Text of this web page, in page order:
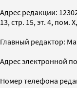
Адрес редакции:
13, стр. 15, эт. 4, пом.
Главный редактор:
Адрес электронной
Номер телефона